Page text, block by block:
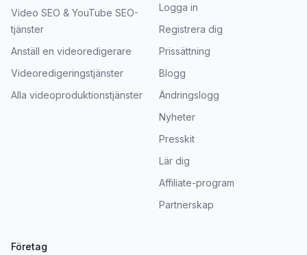
Video SEO & YouTube SEO-
tjänster
Anställ en videoredigerare
Videoredigeringstjänster
Alla videoproduktionstjänster
Logga in
Registrera dig
Prissättning
Blogg
Ändringslogg
Nyheter
Presskit
Lär dig
Affiliate-program
Partnerskap
Företag